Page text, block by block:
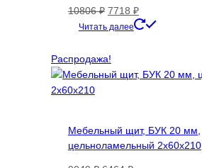
10806₽ Первоначальная
цена
10806 ₽.
7718 ₽Текущая
цена:
Читать далее
Распродажа!
Мебельный щит, БУК 20 мм,
цельноламельный 2х60х210